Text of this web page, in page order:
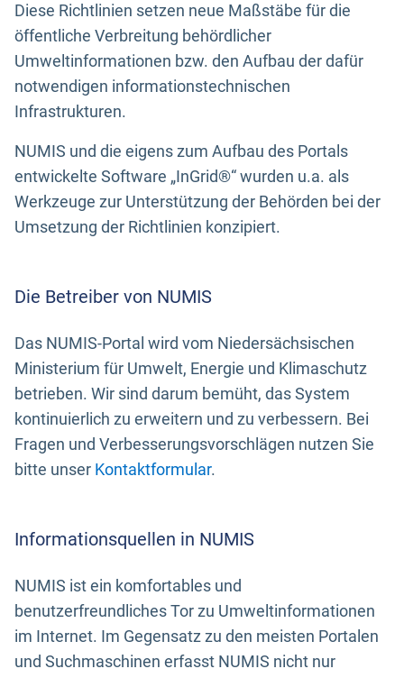
Diese Richtlinien setzen neue Maßstäbe für die
öffentliche Verbreitung behördlicher
Umweltinformationen bzw. den Aufbau der dafür
notwendigen informationstechnischen
Infrastrukturen.
NUMIS und die eigens zum Aufbau des Portals
entwickelte Software „InGrid®“ wurden u.a. als
Werkzeuge zur Unterstützung der Behörden bei der
Umsetzung der Richtlinien konzipiert.
Die Betreiber von NUMIS
Das NUMIS-Portal wird vom Niedersächsischen
Ministerium für Umwelt, Energie und Klimaschutz
betrieben. Wir sind darum bemüht, das System
kontinuierlich zu erweitern und zu verbessern. Bei
Fragen und Verbesserungsvorschlägen nutzen Sie
bitte unser Kontaktformular.
Informationsquellen in NUMIS
NUMIS ist ein komfortables und
benutzerfreundliches Tor zu Umweltinformationen
im Internet. Im Gegensatz zu den meisten Portalen
und Suchmaschinen erfasst NUMIS nicht nur